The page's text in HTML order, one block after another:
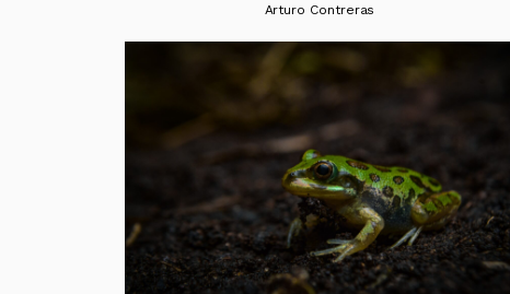
Arturo Contreras